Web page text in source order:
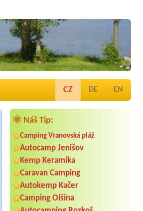
CZ DE EN
🌞 Náš Tip:
Camping Vranovská pláž
Autocamp Jenišov
Kemp Keramika
Caravan Camping
Autokemp Kačer
Camping Olšina